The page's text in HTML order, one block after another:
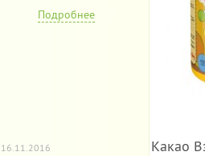
Подробнее
16.11.2016
Какао